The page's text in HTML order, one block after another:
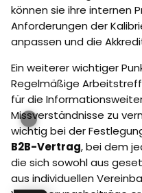
können sie ihre internen
Anforderungen der
anpassen und die
Ein weiterer wichtiger
Regelmäßige
für die
Missverständnisse zu
wichtig bei der
B2B-Vertrag, bei dem
die sich sowohl aus
aus individuellen